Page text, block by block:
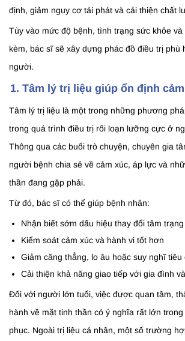
định, giảm nguy cơ tái phát và cải thiện chất
Tùy vào mức độ bệnh, tình trạng sức khỏe và
kèm, bác sĩ sẽ xây dựng phác đồ điều trị phù
người.
1. Tâm lý trị liệu giúp ổn định
Tâm lý trị liệu là một trong những phương
trong quá trình điều trị rối loạn lưỡng cực ở
Thông qua các buổi trò chuyện, chuyên gia
người bệnh chia sẻ về cảm xúc, áp lực và
thần đang gặp phải.
Từ đó, bác sĩ có thể giúp bệnh nhân:
Nhận biết sớm dấu hiệu thay đổi tâm trạng
Kiểm soát cảm xúc và hành vi tốt hơn
Giảm căng thẳng, lo âu hoặc suy nghĩ tiêu
Cải thiện khả năng giao tiếp với gia đình
Đối với người lớn tuổi, việc được quan tâm,
hành về mặt tinh thần có ý nghĩa rất lớn
phục. Ngoài trị liệu cá nhân, một số trường